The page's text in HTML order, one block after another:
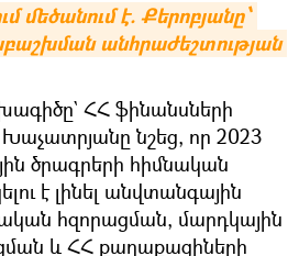
մեծանում է. Քերոբյանը՝
անհրաժեշտության
ՀՀ ֆինանսների
նշեց, որ 2023
ծրագրերի հիմնական
է լինել անվտանգային
հզորացման, մարդկային
և ՀՀ քաղաքացիների